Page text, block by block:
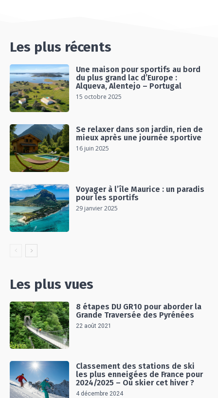
Les plus récents
Une maison pour sportifs au bord
du plus grand lac d’Europe :
Alqueva, Alentejo – Portugal
15 octobre 2025
Se relaxer dans son jardin, rien de
mieux après une journée sportive
16 juin 2025
Voyager à l’île Maurice : un paradis
pour les sportifs
29 janvier 2025
Les plus vues
8 étapes DU GR10 pour aborder la
Grande Traversée des Pyrénées
22 août 2021
Classement des stations de ski
les plus enneigées de France pour
2024/2025 – Où skier cet hiver ?
4 décembre 2024